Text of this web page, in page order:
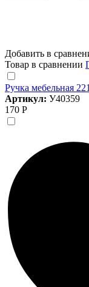
Добавить в
Товар в сравнении
Ручка мебельная
Артикул: У40359
170 Р